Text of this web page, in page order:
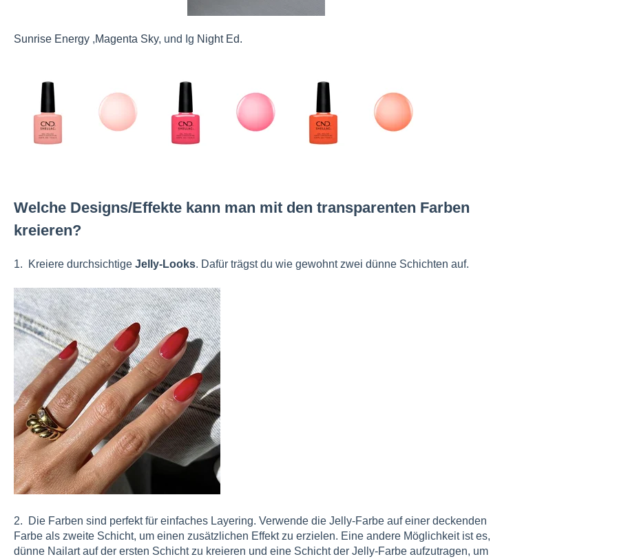
Sunrise Energy,Magenta Sky, und Ig Night Ed.
Welche Designs/Effekte kann man mit den transparenten Farben
kreieren?
1. Kreiere durchsichtigeJelly-Looks. Dafür trägst du wie gewohnt zwei dünne Schichten auf.
2. Die Farben sind perfekt für einfaches Layering. Verwende die Jelly-Farbe auf einer deckenden
Farbe als zweite Schicht, um einen zusätzlichen Effekt zu erzielen. Eine andere Möglichkeit ist es,
dünne Nailart auf der ersten Schicht zu kreieren und eine Schicht der Jelly-Farbe aufzutragen, um